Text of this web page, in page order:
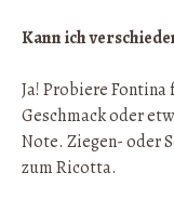
Kann ich
Ja! Probiere
Geschmack oder
Note. Ziegen- oder
zum Ricotta.